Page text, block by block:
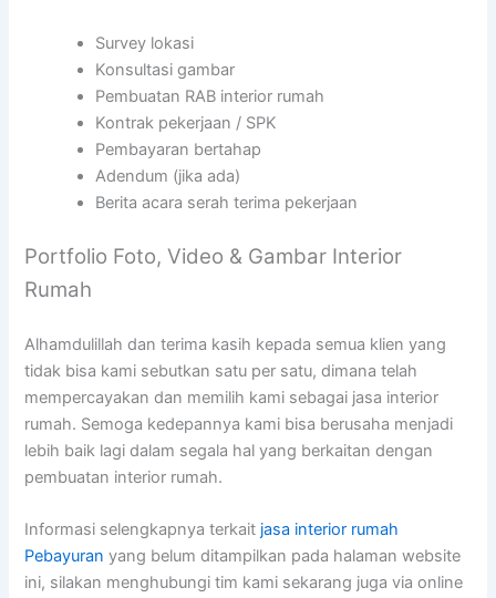
Survey lokasi
Konsultasi gambar
Pembuatan RAB interior rumah
Kontrak pekerjaan / SPK
Pembayaran bertahap
Adendum (jika ada)
Berita acara serah terima pekerjaan
Portfolio Foto, Video & Gambar Interior
Rumah
Alhamdulillah dan terima kasih kepada semua klien yang
tidak bisa kami sebutkan satu per satu, dimana telah
mempercayakan dan memilih kami sebagai jasa interior
rumah. Semoga kedepannya kami bisa berusaha menjadi
lebih baik lagi dalam segala hal yang berkaitan dengan
pembuatan interior rumah.
Informasi selengkapnya terkait jasa interior rumah
Pebayuran yang belum ditampilkan pada halaman website
ini, silakan menghubungi tim kami sekarang juga via online